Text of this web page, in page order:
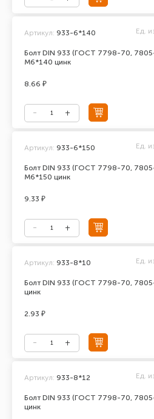
Болт DIN 933 (ГОСТ 7798-70,
М6*140 цинк
Артикул: 933-6*140 Ед.
8.66 ₽
Болт DIN 933 (ГОСТ 7798-70,
М6*150 цинк
Артикул: 933-6*150 Ед.
9.33 ₽
Болт DIN 933 (ГОСТ 7798-70,
цинк
Артикул: 933-8*10 Ед.
2.93 ₽
Болт DIN 933 (ГОСТ 7798-70,
цинк
Артикул: 933-8*12 Ед.